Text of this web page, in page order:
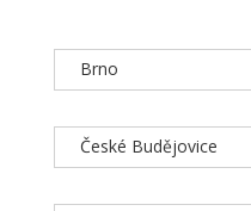
Brno
České Budějovice